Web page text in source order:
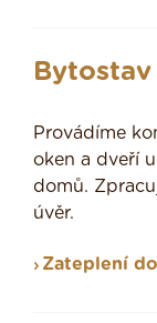
Bytostav
Provádíme
oken a dveří
domů.
úvěr.
Zateplení